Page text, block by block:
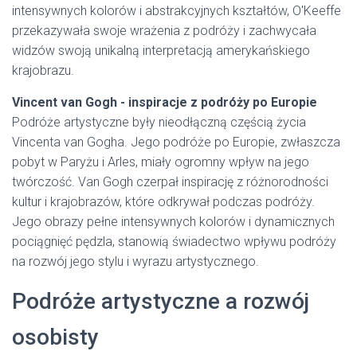
intensywnych kolorów i abstrakcyjnych kształtów, O'Keeffe
przekazywała swoje wrażenia z podróży i zachwycała
widzów swoją unikalną interpretacją amerykańskiego
krajobrazu.
Vincent van Gogh - inspiracje z podróży po Europie
Podróże artystyczne były nieodłączną częścią życia
Vincenta van Gogha. Jego podróże po Europie, zwłaszcza
pobyt w Paryżu i Arles, miały ogromny wpływ na jego
twórczość. Van Gogh czerpał inspirację z różnorodności
kultur i krajobrazów, które odkrywał podczas podróży.
Jego obrazy pełne intensywnych kolorów i dynamicznych
pociągnięć pędzla, stanowią świadectwo wpływu podróży
na rozwój jego stylu i wyrazu artystycznego.
Podróże artystyczne a rozwój
osobisty